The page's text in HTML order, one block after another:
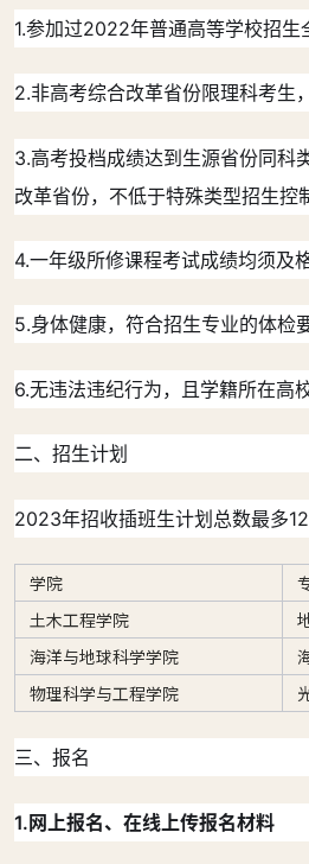
1.参加过2022年普通高等学校招生
2.非高考综合改革省份限理科考生
3.高考投档成绩达到生源省份同科
改革省份，不低于特殊类型招生控
4.一年级所修课程考试成绩均须及
5.身体健康，符合招生专业的体检要
6.无违法违纪行为，且学籍所在高
二、招生计划
2023年招收插班生计划总数最多
学院
土木工程学院
海洋与地球科学学院
物理科学与工程学院
三、报名
1.网上报名、在线上传报名材料